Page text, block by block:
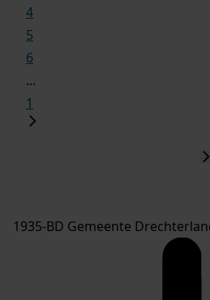
4
5
6
...
1
1935-BD Gemeente